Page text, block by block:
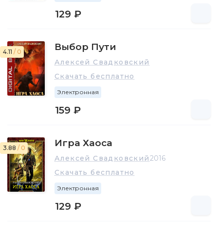
129 ₽
4.11 / 0 Выбор Пути
Алексей Свадковский
Скачать бесплатно
Электронная
159 ₽
3.88 / 0 Игра Хаоса
Алексей Свадковский2016
Скачать бесплатно
Электронная
129 ₽